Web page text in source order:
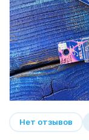
Нет отзывов